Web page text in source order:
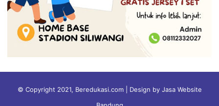
© Copyright 2021, Beredukasi.com | Design by Jasa Website